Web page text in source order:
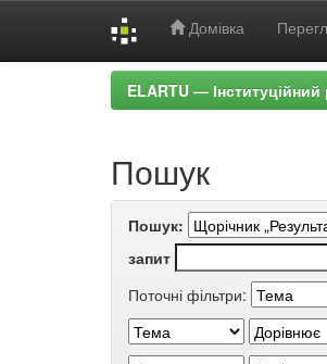
Домівка
ELARTU —
Пошук
Пошук:
запит
Поточні фільтри: